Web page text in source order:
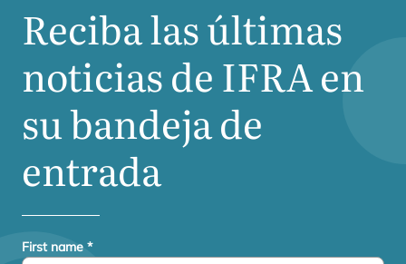
Reciba las últimas
noticias deIFRAen
su bandeja de
entrada
First name *